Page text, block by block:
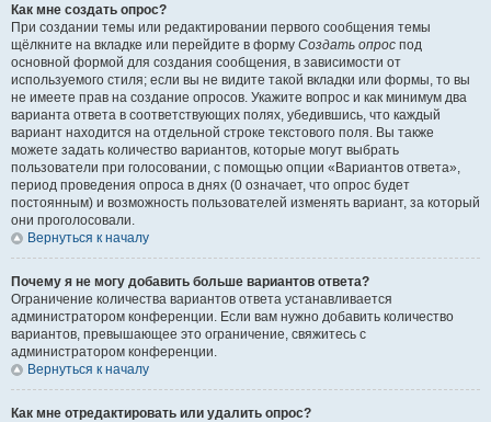
Как мне создать опрос?
При создании темы или редактировании первого сообщения темы
щёлкните на вкладке или перейдите в форму Создать опрос под
основной формой для создания сообщения, в зависимости от
используемого стиля; если вы не видите такой вкладки или формы, то вы
не имеете прав на создание опросов. Укажите вопрос и как минимум два
варианта ответа в соответствующих полях, убедившись, что каждый
вариант находится на отдельной строке текстового поля. Вы также
можете задать количество вариантов, которые могут выбрать
пользователи при голосовании, с помощью опции «Вариантов ответа»,
период проведения опроса в днях (0 означает, что опрос будет
постоянным) и возможность пользователей изменять вариант, за который
они проголосовали.
Вернуться к началу
Почему я не могу добавить больше вариантов ответа?
Ограничение количества вариантов ответа устанавливается
администратором конференции. Если вам нужно добавить количество
вариантов, превышающее это ограничение, свяжитесь с
администратором конференции.
Вернуться к началу
Как мне отредактировать или удалить опрос?